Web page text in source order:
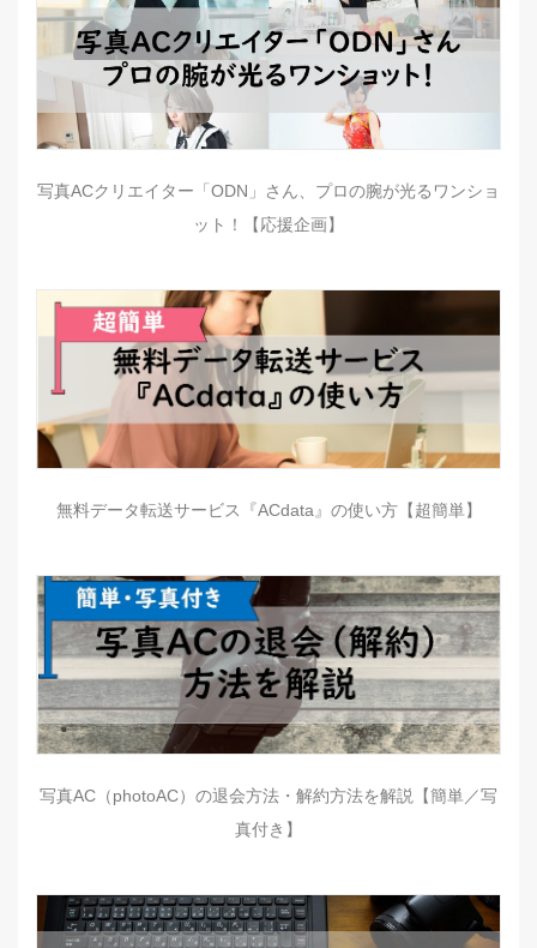
写真ACクリエイター「ODN」さん、プロの腕が光るワンショ
ット！【応援企画】
無料データ転送サービス『ACdata』の使い方【超簡単】
写真AC（photoAC）の退会方法・解約方法を解説【簡単／写
真付き】